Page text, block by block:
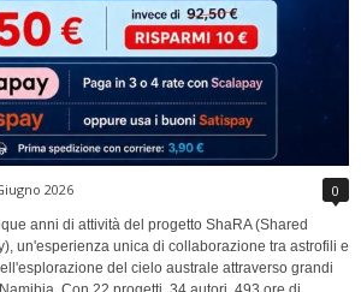
2026 0
anni di attività del progetto ShaRA (Shared
un'esperienza unica di collaborazione tra astrofili e
del cielo australe attraverso grandi